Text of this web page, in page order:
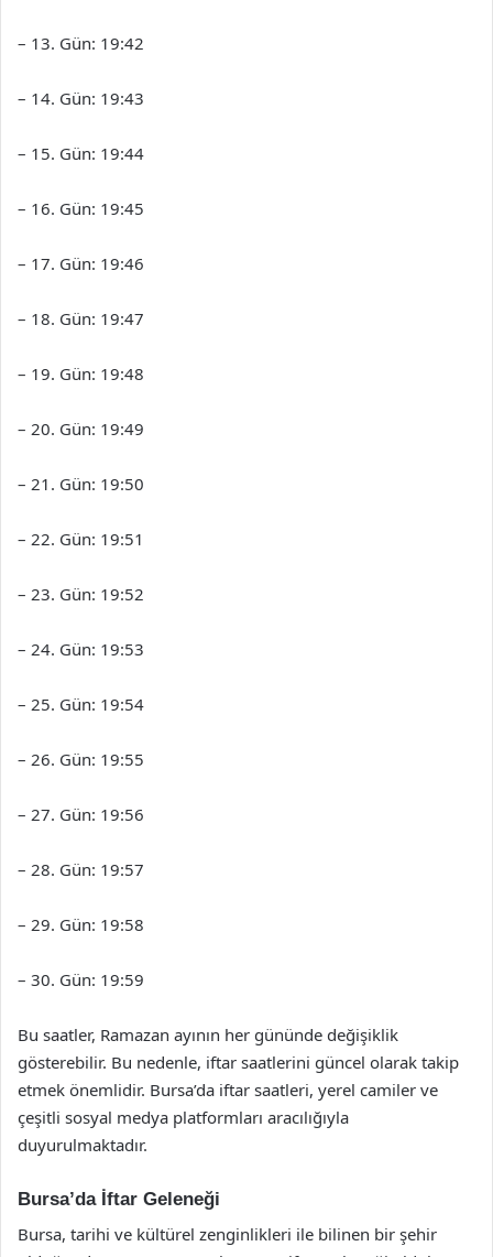
– 13. Gün: 19:42
– 14. Gün: 19:43
– 15. Gün: 19:44
– 16. Gün: 19:45
– 17. Gün: 19:46
– 18. Gün: 19:47
– 19. Gün: 19:48
– 20. Gün: 19:49
– 21. Gün: 19:50
– 22. Gün: 19:51
– 23. Gün: 19:52
– 24. Gün: 19:53
– 25. Gün: 19:54
– 26. Gün: 19:55
– 27. Gün: 19:56
– 28. Gün: 19:57
– 29. Gün: 19:58
– 30. Gün: 19:59
Bu saatler, Ramazan ayının her gününde değişiklik
gösterebilir. Bu nedenle, iftar saatlerini güncel olarak takip
etmek önemlidir. Bursa’da iftar saatleri, yerel camiler ve
çeşitli sosyal medya platformları aracılığıyla
duyurulmaktadır.
Bursa’da İftar Geleneği
Bursa, tarihi ve kültürel zenginlikleri ile bilinen bir şehir